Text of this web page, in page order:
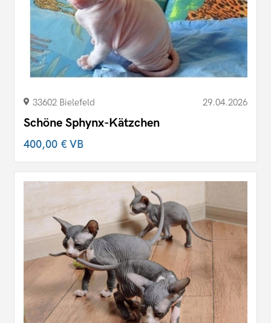
33602 Bielefeld 29.04.2026
Schöne Sphynx-Kätzchen
400,00 €VB